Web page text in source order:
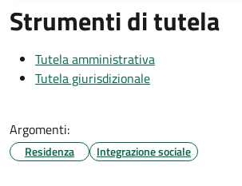
Strumenti di tutela
Tutela amministrativa
Tutela giurisdizionale
Argomenti:
Residenza Integrazione sociale